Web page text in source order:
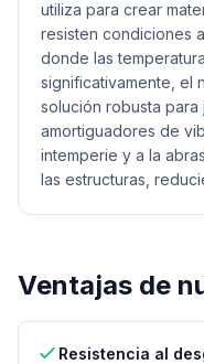
utiliza para crear
resisten condiciones
donde las
significativamente, el
solución robusta
amortiguadores de
intemperie y a la
las estructuras,
Ventajas de
Resistencia al